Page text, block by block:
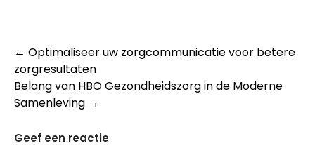
Post
navigation
← Optimaliseer uw zorgcommunicatie voor betere
zorgresultaten
Belang van HBO Gezondheidszorg in de Moderne
Samenleving →
Geef een reactie